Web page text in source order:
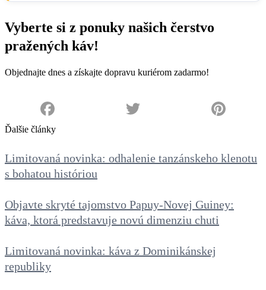
Vyberte si z ponuky našich čerstvo
pražených káv!
Objednajte dnes a získajte dopravu kuriérom zadarmo!
Facebook Twitter
Pinterest
Ďalšie články
Limitovaná novinka: odhalenie tanzánskeho klenotu
s bohatou históriou
Objavte skryté tajomstvo Papuy-Novej Guiney:
káva, ktorá predstavuje novú dimenziu chuti
Limitovaná novinka: káva z Dominikánskej
republiky